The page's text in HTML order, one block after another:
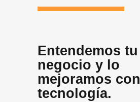
Entendemos tu
negocio y lo
mejoramos con
tecnología.